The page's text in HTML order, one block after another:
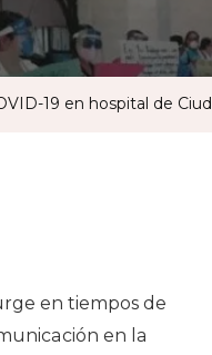
Diario
19 en hospital de
en tiempos de
en la